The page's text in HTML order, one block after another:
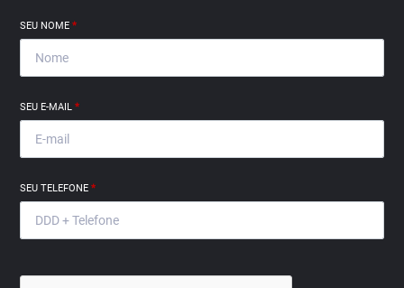
SEU NOME*
SEU E-MAIL*
SEU TELEFONE*